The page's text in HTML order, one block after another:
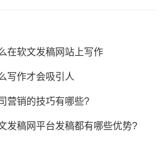
在软文发稿网站上写作
写作才会吸引人
营销的技巧有哪些?
发稿网平台发稿都有哪些优势?